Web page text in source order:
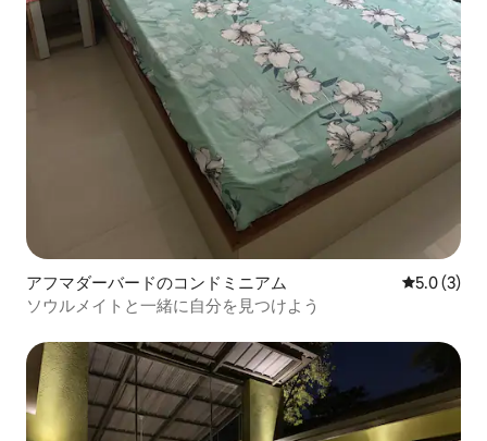
アフマダーバードのコンドミニアム レビュー3
5.0 (3)
ソウルメイトと一緒に自分を見つけよう